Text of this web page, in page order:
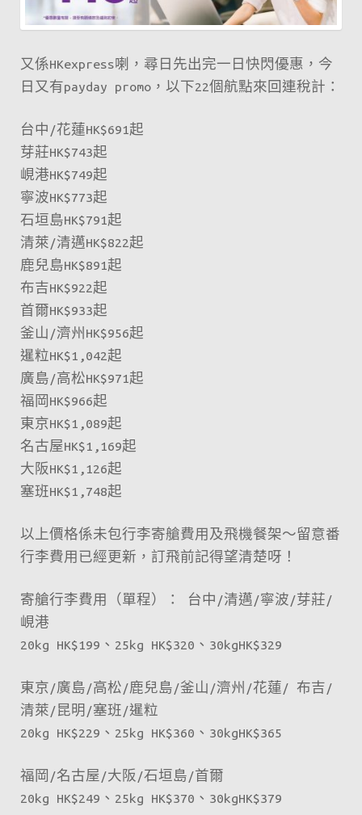
又係HKexpress喇，尋日先出完一日快閃優惠，今
日又有payday promo，以下22個航點來回連稅計：
台中/花蓮HK$691起
芽莊HK$743起
峴港HK$749起
寧波HK$773起
石垣島HK$791起
清萊/清邁HK$822起
鹿兒島HK$891起
布吉HK$922起
首爾HK$933起
釜山/濟州HK$956起
暹粒HK$1,042起
廣島/高松HK$971起
福岡HK$966起
東京HK$1,089起
名古屋HK$1,169起
大阪HK$1,126起
塞班HK$1,748起
以上價格係未包行李寄艙費用及飛機餐架～留意番
行李費用已經更新，訂飛前記得望清楚呀！
寄艙行李費用（單程）： 台中/清邁/寧波/芽莊/
峴港
20kg HK$199、25kg HK$320、30kgHK$329
東京/廣島/高松/鹿兒島/釜山/濟州/花蓮/ 布吉/
清萊/昆明/塞班/暹粒
20kg HK$229、25kg HK$360、30kgHK$365
福岡/名古屋/大阪/石垣島/首爾
20kg HK$249、25kg HK$370、30kgHK$379